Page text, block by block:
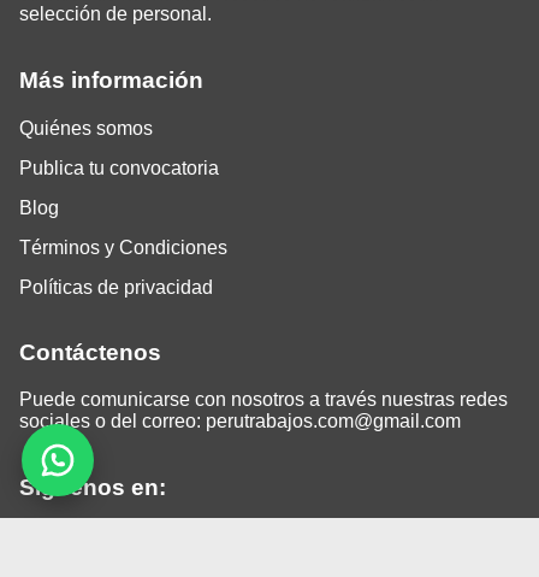
Más información
Quiénes somos
Publica tu convocatoria
Blog
Términos y Condiciones
Políticas de privacidad
Contáctenos
Puede comunicarse con nosotros a través nuestras redes
sociales o del correo: perutrabajos.com@gmail.com
Siguenos en:
selección de personal.